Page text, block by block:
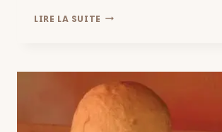
LIRE LA SUITE C’EST
THÉÂTRE
MASSALIA,